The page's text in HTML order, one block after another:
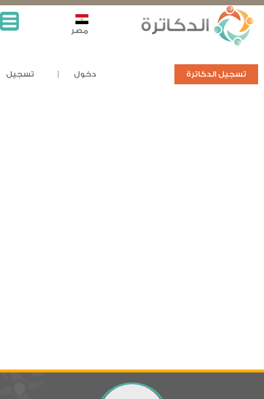
تسجيل الدكاترة دخول تسجيل
مصر